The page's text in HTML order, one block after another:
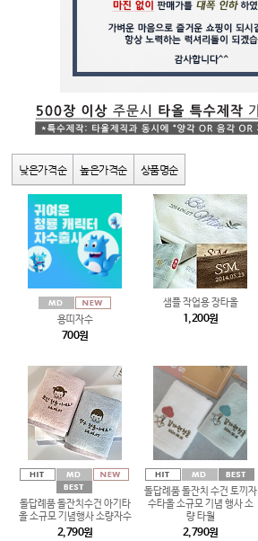
낮은가격순 높은가격순 상품명순
용띠자수
700원
샘플 작업용 장타올
1,200원
돌답례품 돌잔치수건 아기타
올 소규모 기념행사 소량자수
2,790원
돌답례품 돌잔치 수건 토끼자
수타올 소규모 기념 행사 소
량 타월
2,790원